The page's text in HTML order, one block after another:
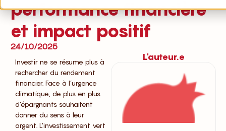
performance financière
et impact positif
24/10/2025
Investir ne se résume plus à
rechercher du rendement
financier. Face à l’urgence
climatique, de plus en plus
d’épargnants souhaitent
donner du sens à leur
argent. L’investissement vert
L'auteur.e